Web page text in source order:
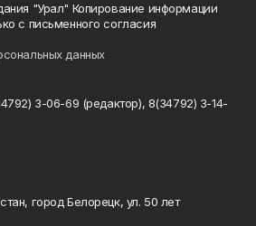
"Урал" Копирование информации
с письменного согласия
данных
3-06-69 (редактор), 8(34792) 3-14-
город Белорецк, ул. 50 лет